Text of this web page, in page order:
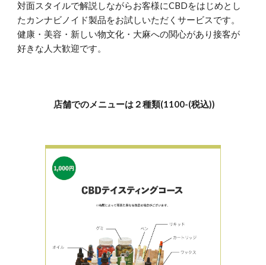
対面スタイルで解説しながらお客様にCBDをはじめとし
たカンナビノイド製品をお試しいただくサービスです。
健康・美容・新しい物文化・大麻への関心があり接客が
好きな人大歓迎です。
店舗でのメニューは２種類(1100-(税込))